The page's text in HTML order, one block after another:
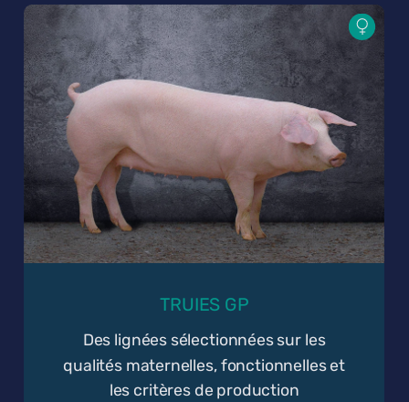
TRUIES GP
Des lignées sélectionnées sur les
qualités maternelles, fonctionnelles et
les critères de production